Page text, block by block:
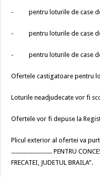
- pentru loturile de case de
- pentru loturile de case de
- pentru loturile de case de
Ofertele castigatoare pentru
Loturile neadjudecate vor fi
Ofertele vor fi depuse la
Plicul exterior al ofertei va
........................... PENTRU
FRECATEI, JUDETUL BRAILA”.